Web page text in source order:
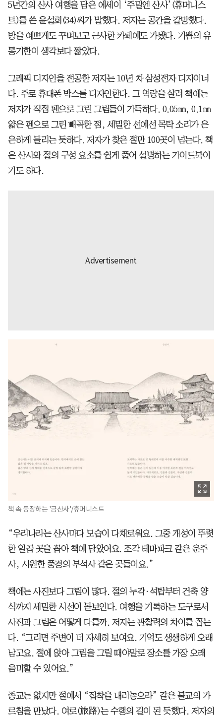
5년간의 산사 여행을 담은 에세이 ‘주말엔 산사’(휴머니스
트)를 쓴 윤설희(34)씨가 말했다. 저자는 공간을 갈망했다.
방을 예쁘게도 꾸며보고 근사한 카페에도 가봤다. 기쁨의 유
통기한이 생각보다 짧았다.
그래픽 디자인을 전공한 저자는 10년 차 삼성전자 디자이너
다. 주로 휴대폰 박스를 디자인한다. 그 역량을 살려 책에는
저자가 직접 펜으로 그린 그림들이 가득하다. 0.05㎜, 0.1㎜
얇은 펜으로 그린 빼곡한 점, 세밀한 선에선 목탁 소리가 은
은하게 들리는 듯하다. 저자가 찾은 절만 100곳이 넘는다. 책
은 산사와 절의 구성 요소를 쉽게 풀어 설명하는 가이드북이
기도 하다.
책 속 등장하는 '금산사'/휴머니스트
“우리나라는 산사마다 모습이 다채로워요. 그중 개성이 뚜렷
한 일곱 곳을 꼽아 책에 담았어요. 조각 테마파크 같은 운주
사, 시원한 풍경의 부석사 같은 곳들이요.”
책에는 사진보다 그림이 많다. 절의 누각·석탑부터 건축 양
식까지 세밀한 시선이 돋보인다. 여행을 기록하는 도구로서
사진과 그림은 어떻게 다를까. 저자는 관찰력의 차이를 꼽는
다. “그리면 주변이 더 자세히 보여요. 기억도 생생하게 오래
남고요. 절에 앉아 그림을 그릴 때야말로 장소를 가장 오래
음미할 수 있어요.”
종교는 없지만 절에서 “집착을 내려놓으라” 같은 불교의 가
르침을 만났다. 여로(旅路)는 수행의 길이 된 듯했다. 저자의